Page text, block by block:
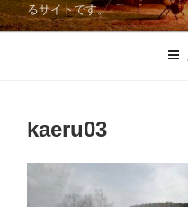
ッ
るサイトです。
kaeru03